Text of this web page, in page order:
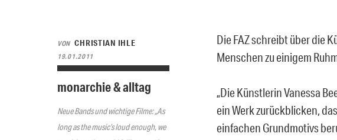
VON CHRISTIAN IHLE
19.01.2011
monarchie & alltag
Neue Bands und wichtige Filme: „As
long as the music’s loud enough, we
Die FAZ schreibt über die
Menschen zu einigem
„Die Künstlerin Vanessa
ein Werk zurückblicken,
einfachen Grundmotivs